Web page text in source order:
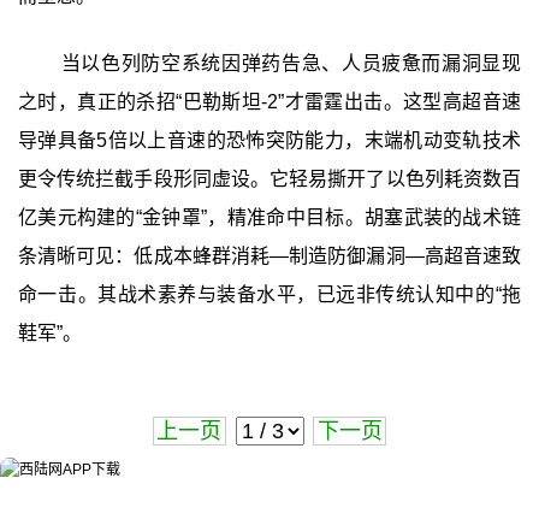
当以色列防空系统因弹药告急、人员疲惫而漏洞显现
之时，真正的杀招“巴勒斯坦-2”才雷霆出击。这型高超音速
导弹具备5倍以上音速的恐怖突防能力，末端机动变轨技术
更令传统拦截手段形同虚设。它轻易撕开了以色列耗资数百
亿美元构建的“金钟罩”，精准命中目标。胡塞武装的战术链
条清晰可见：低成本蜂群消耗—制造防御漏洞—高超音速致
命一击。其战术素养与装备水平，已远非传统认知中的“拖
鞋军”。
上一页 下一页